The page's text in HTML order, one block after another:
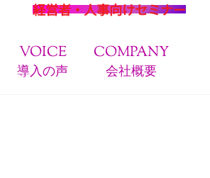
経営者・人事向けセミナー
VOICE
導入の声
COMPANY
会社概要